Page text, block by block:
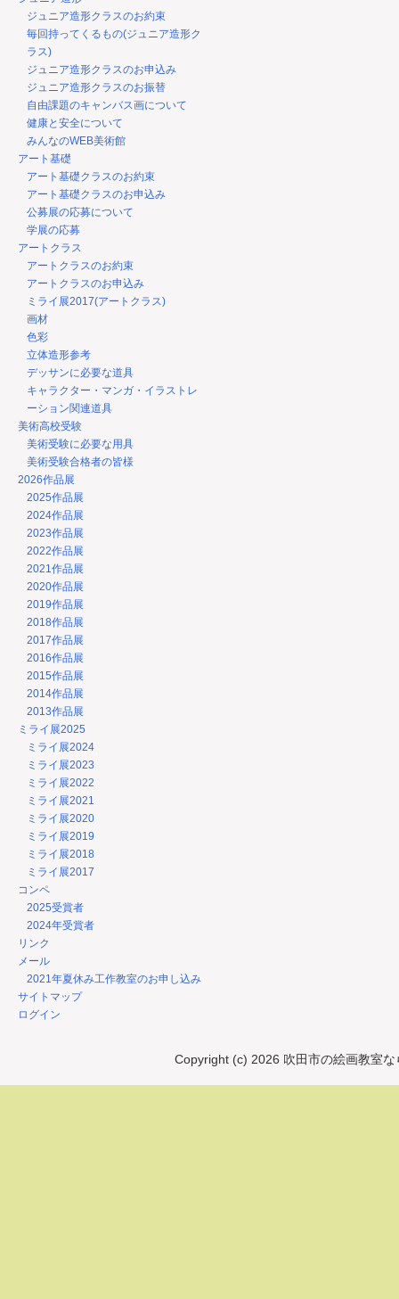
ジュニア造形クラスのお約束
毎回持ってくるもの(ジュニア造形ク
ラス)
ジュニア造形クラスのお申込み
ジュニア造形クラスのお振替
自由課題のキャンバス画について
健康と安全について
みんなのWEB美術館
アート基礎
アート基礎クラスのお約束
アート基礎クラスのお申込み
公募展の応募について
学展の応募
アートクラス
アートクラスのお約束
アートクラスのお申込み
ミライ展2017(アートクラス)
画材
色彩
立体造形参考
デッサンに必要な道具
キャラクター・マンガ・イラストレ
ーション関連道具
美術高校受験
美術受験に必要な用具
美術受験合格者の皆様
2026作品展
2025作品展
2024作品展
2023作品展
2022作品展
2021作品展
2020作品展
2019作品展
2018作品展
2017作品展
2016作品展
2015作品展
2014作品展
2013作品展
ミライ展2025
ミライ展2024
ミライ展2023
ミライ展2022
ミライ展2021
ミライ展2020
ミライ展2019
ミライ展2018
ミライ展2017
コンペ
2025受賞者
2024年受賞者
リンク
メール
2021年夏休み工作教室のお申し込み
サイトマップ
ログイン
Copyright (c) 2026 吹田市の絵画教室